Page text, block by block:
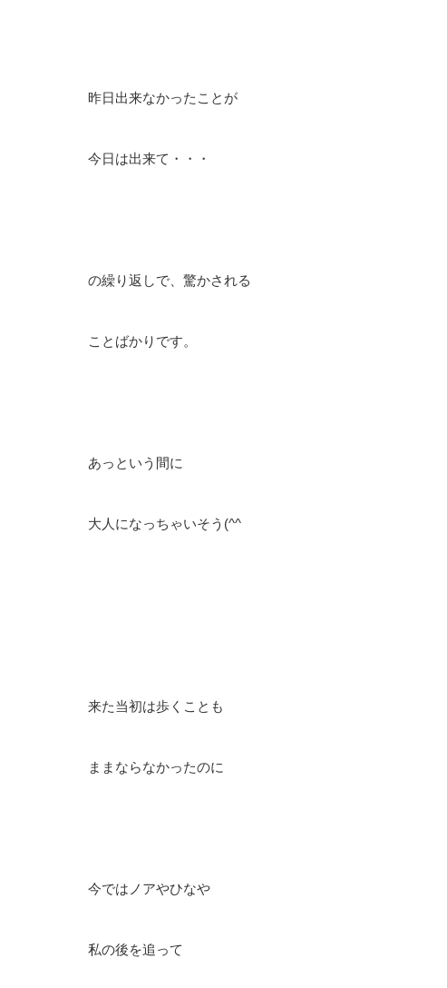
昨日出来なかったことが
今日は出来て・・・
の繰り返しで、驚かされる
ことばかりです。
あっという間に
大人になっちゃいそう(^^ゞ
来た当初は歩くことも
ままならなかったのに
今ではノアやひなや
私の後を追って